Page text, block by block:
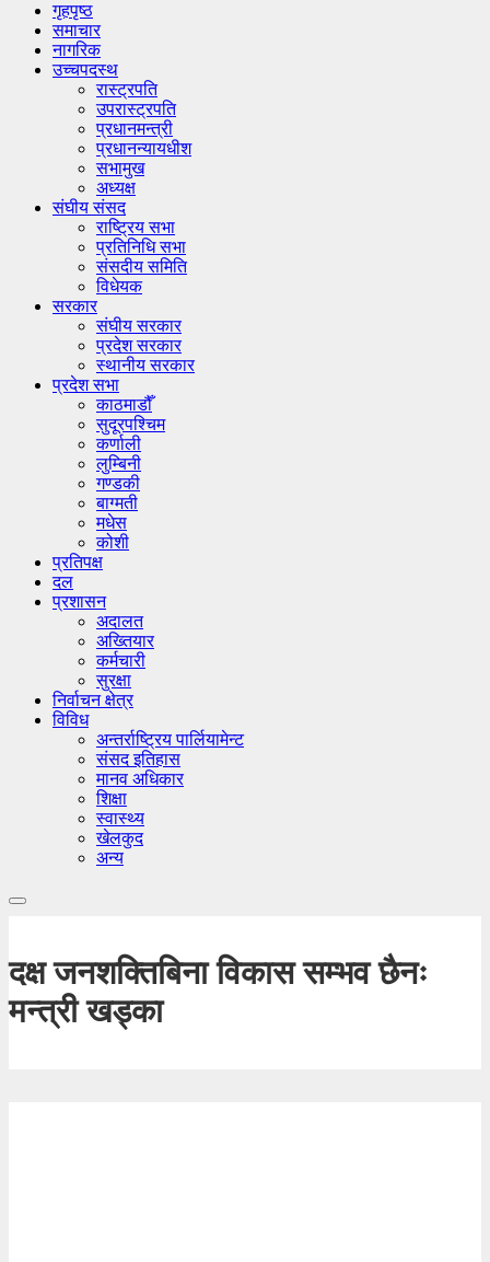
गृहपृष्ठ
समाचार
नागरिक
उच्चपदस्थ
रास्ट्रपति
उपरास्ट्रपति
प्रधानमन्त्री
प्रधानन्यायधीश
सभामुख
अध्यक्ष
संघीय संसद
राष्ट्रिय सभा
प्रतिनिधि सभा
संसदीय समिति
विधेयक
सरकार
संघीय सरकार
प्रदेश सरकार
स्थानीय सरकार
प्रदेश सभा
काठमाडौँ
सुदूरपश्चिम
कर्णाली
लुम्बिनी
गण्डकी
बाग्मती
मधेस
कोशी
प्रतिपक्ष
दल
प्रशासन
अदालत
अख्तियार
कर्मचारी
सुरक्षा
निर्वाचन क्षेत्र
विविध
अन्तर्राष्ट्रिय पार्लियामेन्ट
संसद इतिहास
मानव अधिकार
शिक्षा
स्वास्थ्य
खेलकुद
अन्य
दक्ष जनशक्तिबिना विकास सम्भव छैनः
मन्त्री खड्का